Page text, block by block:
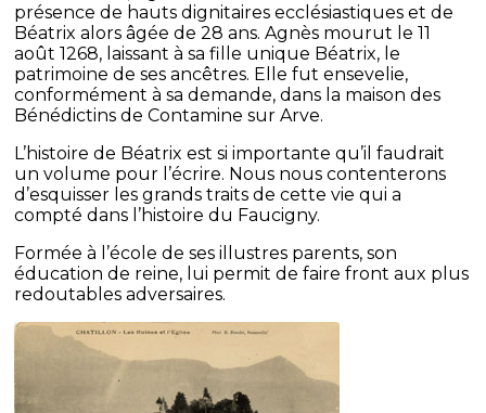
présence de hauts dignitaires ecclésiastiques et de
Béatrix alors âgée de 28 ans. Agnès mourut le 11
août 1268, laissant à sa fille unique Béatrix, le
patrimoine de ses ancêtres. Elle fut ensevelie,
conformément à sa demande, dans la maison des
Bénédictins de Contamine sur Arve.
L’histoire de Béatrix est si importante qu’il faudrait
un volume pour l’écrire. Nous nous contenterons
d’esquisser les grands traits de cette vie qui a
compté dans l’histoire du Faucigny.
Formée à l’école de ses illustres parents, son
éducation de reine, lui permit de faire front aux plus
redoutables adversaires.